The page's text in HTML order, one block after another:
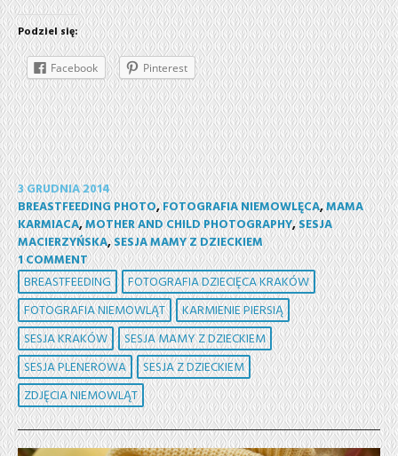
Podziel się:
Facebook Pinterest
3 GRUDNIA 2014
BREASTFEEDING PHOTO,FOTOGRAFIA NIEMOWLĘCA,MAMA
KARMIACA,MOTHER AND CHILD PHOTOGRAPHY,SESJA
MACIERZYŃSKA,SESJA MAMY Z DZIECKIEM
1 COMMENT
BREASTFEEDING
FOTOGRAFIA DZIECIĘCA KRAKÓW
FOTOGRAFIA NIEMOWLĄT
KARMIENIE PIERSIĄ
SESJA KRAKÓW
SESJA MAMY Z DZIECKIEM
SESJA PLENEROWA
SESJA Z DZIECKIEM
ZDJĘCIA NIEMOWLĄT